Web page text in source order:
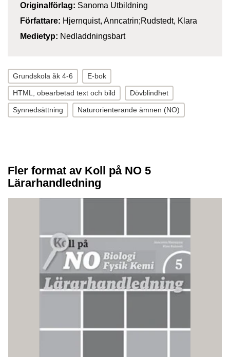
Originalförlag: Sanoma Utbildning
Författare: Hjernquist, Anncatrin;Rudstedt, Klara
Medietyp: Nedladdningsbart
Grundskola åk 4-6 E-bok
HTML, obearbetad text och bild Dövblindhet
Synnedsättning Naturorienterande ämnen (NO)
Fler format av Koll på NO 5
Lärarhandledning